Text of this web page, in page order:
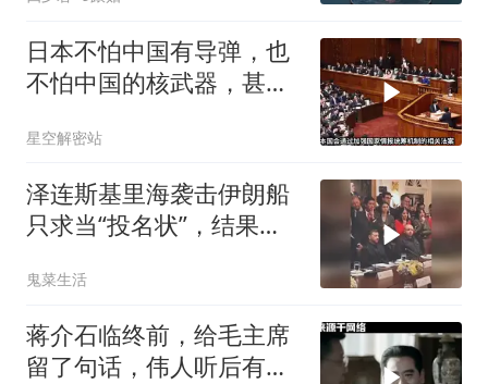
日本不怕中国有导弹，也
不怕中国的核武器，甚至
星空解密站
泽连斯基里海袭击伊朗船
只求当“投名状”，结果特
鬼菜生活
蒋介石临终前，给毛主席
留了句话，伟人听后有什